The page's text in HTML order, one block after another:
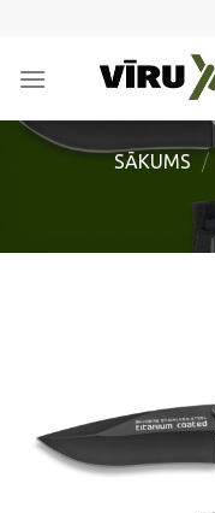
content
SĀKUMS /